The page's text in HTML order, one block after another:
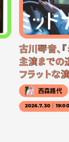
古川琴音、
主演までの
フラットな
西森路代
2026.7.30｜